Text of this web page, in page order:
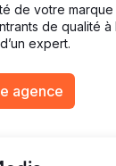
de votre
de qualité à
expert.
agence